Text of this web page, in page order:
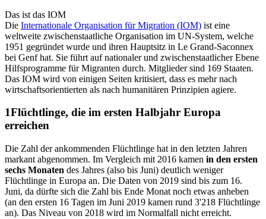
Das ist das IOM
Die Internationale Organisation für Migration (IOM) ist eine
weltweite zwischenstaatliche Organisation im UN-System, welche
1951 gegründet wurde und ihren Hauptsitz in Le Grand-Saconnex
bei Genf hat. Sie führt auf nationaler und zwischenstaatlicher Ebene
Hilfsprogramme für Migranten durch. Mitglieder sind 169 Staaten.
Das IOM wird von einigen Seiten kritisiert, dass es mehr nach
wirtschaftsorientierten als nach humanitären Prinzipien agiere.​
Flüchtlinge, die im ersten Halbjahr Europa
erreichen
Die Zahl der ankommenden Flüchtlinge hat in den letzten Jahren
markant abgenommen. Im Vergleich mit 2016 kamen in den ersten
sechs Monaten des Jahres (also bis Juni) deutlich weniger
Flüchtlinge in Europa an. Die Daten von 2019 sind bis zum 16.
Juni, da dürfte sich die Zahl bis Ende Monat noch etwas anheben
(an den ersten 16 Tagen im Juni 2019 kamen rund 3'218 Flüchtlinge
an). Das Niveau von 2018 wird im Normalfall nicht erreicht.